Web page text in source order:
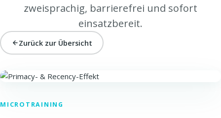
zweisprachig, barrierefrei und sofort
einsatzbereit.
Zurück zur Übersicht
MICROTRAINING